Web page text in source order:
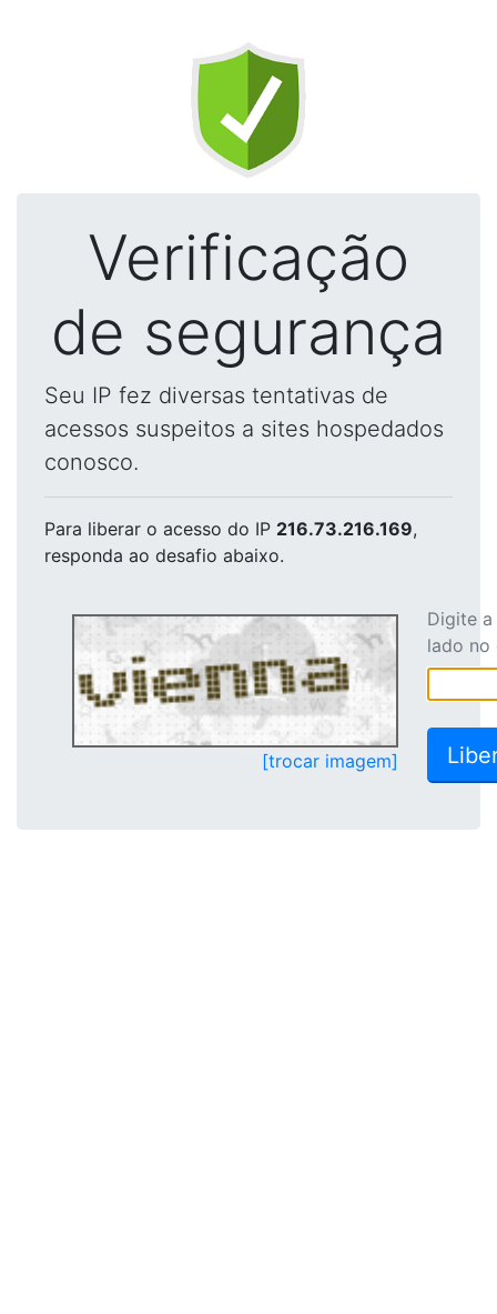
Verificação
de segurança
Seu IP fez diversas tentativas de
acessos suspeitos a sites hospedados
conosco.
Para liberar o acesso do IP 216.73.216.169,
responda ao desafio abaixo.
[trocar imagem]
Digite
lado no